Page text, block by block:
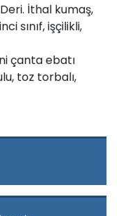
İthal kumaş,
sınıf, işçilikli,
çanta ebatı
toz torbalı,